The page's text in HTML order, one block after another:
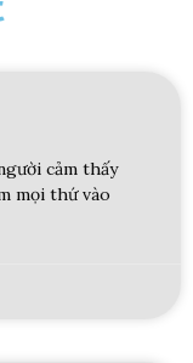
cảm thấy
mọi thứ vào